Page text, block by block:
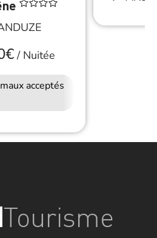
/Nuitée
acceptés
Tourisme